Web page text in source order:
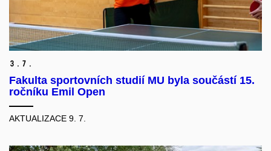
3. 7.
Fakulta sportovních studií MU byla součástí 15.
ročníku Emil Open
AKTUALIZACE 9. 7.